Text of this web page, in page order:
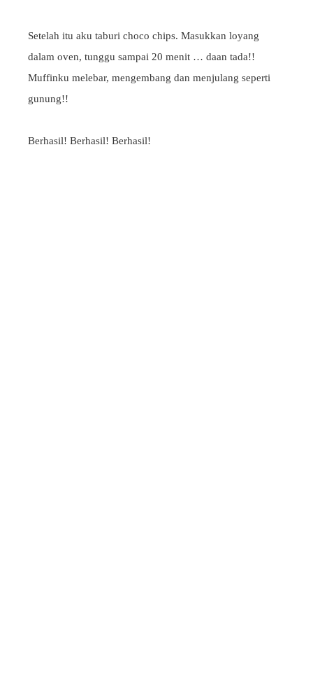
Setelah itu aku taburi choco chips. Masukkan loyang
dalam oven, tunggu sampai 20 menit … daan tada!!
Muffinku melebar, mengembang dan menjulang seperti
gunung!!
Berhasil! Berhasil! Berhasil!